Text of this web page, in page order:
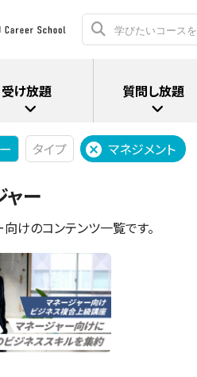
タイプ マネジメント
ー
けのコンテンツ一覧です。
受け放題 質問し放題